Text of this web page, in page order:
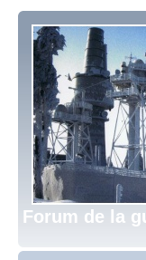
Forum de la